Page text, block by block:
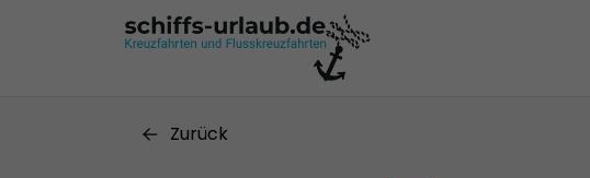
Zurück